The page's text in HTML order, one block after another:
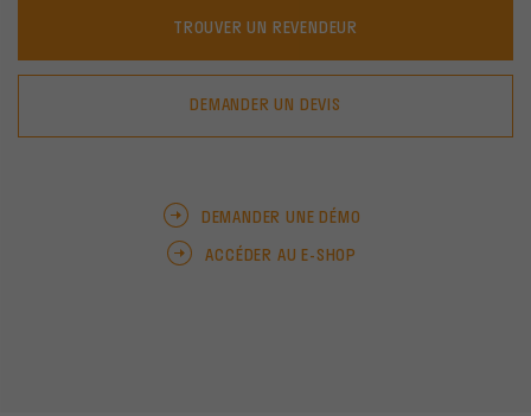
TROUVER UN REVENDEUR
DEMANDER UN DEVIS
DEMANDER UNE DÉMO
ACCÉDER AU E-SHOP